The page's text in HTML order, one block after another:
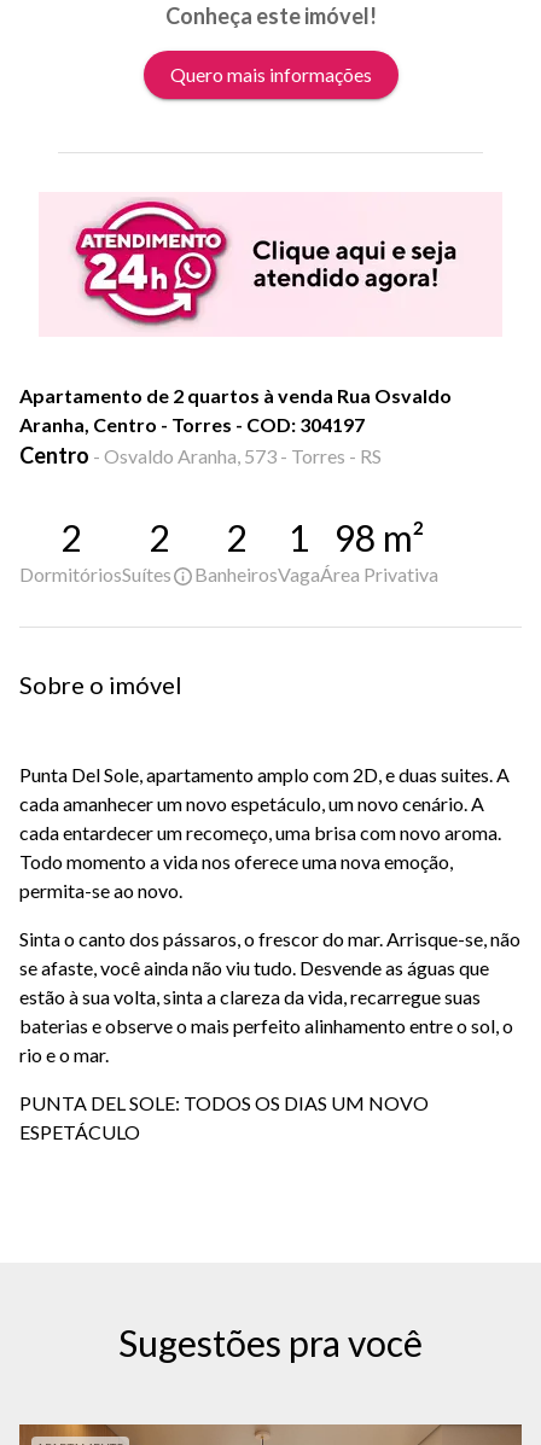
Conheça este imóvel!
Quero mais informações
Apartamento de 2 quartos à venda Rua Osvaldo
Aranha, Centro - Torres - COD: 304197
Centro - Osvaldo Aranha, 573 - Torres - RS
2
Dormitórios
2
Suítes
2
Banheiros
1
Vaga
98 m²
Área Privativa
Sobre o imóvel
Punta Del Sole, apartamento amplo com 2D, e duas suites. A
cada amanhecer um novo espetáculo, um novo cenário. A
cada entardecer um recomeço, uma brisa com novo aroma.
Todo momento a vida nos oferece uma nova emoção,
permita-se ao novo.
Sinta o canto dos pássaros, o frescor do mar. Arrisque-se, não
se afaste, você ainda não viu tudo. Desvende as águas que
estão à sua volta, sinta a clareza da vida, recarregue suas
baterias e observe o mais perfeito alinhamento entre o sol, o
rio e o mar.
PUNTA DEL SOLE: TODOS OS DIAS UM NOVO
ESPETÁCULO
Sugestões pra você